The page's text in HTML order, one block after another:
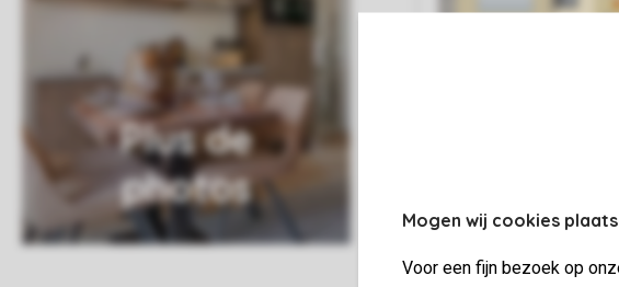
Mogen wij cookies
Voor een fijn bezoek op
Plus de
photos